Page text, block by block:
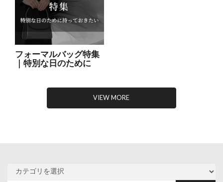
フォーマルバッグ特集
｜特別な日のために
VIEW MORE